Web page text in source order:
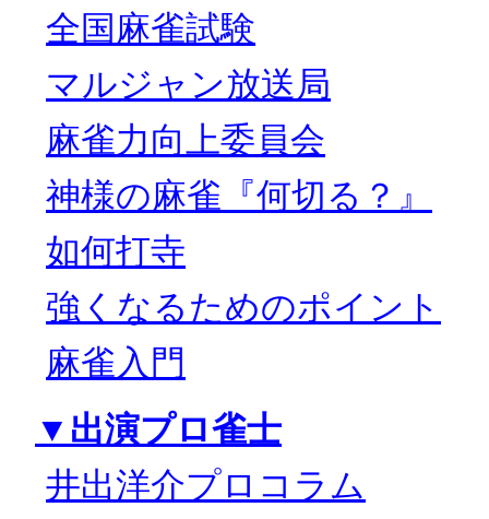
全国麻雀試験
マルジャン放送局
麻雀力向上委員会
神様の麻雀『何切る？』
如何打寺
強くなるためのポイント
麻雀入門
▼出演プロ雀士
井出洋介プロコラム